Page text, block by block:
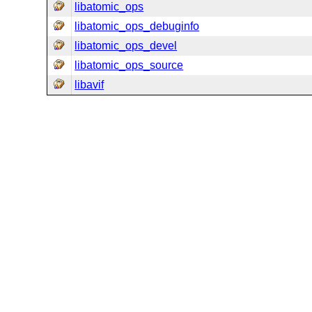
libatomic_ops
libatomic_ops_debuginfo
libatomic_ops_devel
libatomic_ops_source
libavif